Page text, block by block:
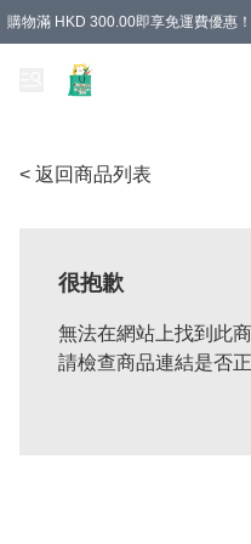
購物滿 HKD 300.00即享免運費優惠
< 返回商品列表
很抱歉
無法在網站上找到此
請檢查商品連結是否正